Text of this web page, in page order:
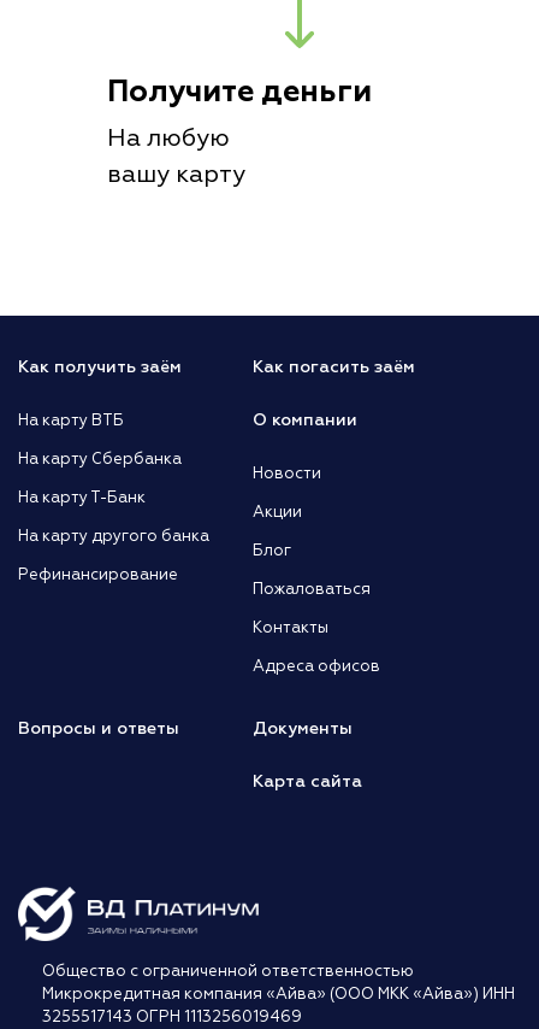
Получите деньги
На любую
вашу карту
Как получить заём
На карту ВТБ
На карту Сбербанка
На карту Т-Банк
На карту другого банка
Рефинансирование
Как погасить заём
О компании
Новости
Акции
Блог
Пожаловаться
Контакты
Адреса офисов
Вопросы и ответы Документы
Карта сайта
Общество с ограниченной ответственностью
Микрокредитная компания «Айва» (ООО МКК «Айва») ИНН
3255517143 ОГРН 1113256019469